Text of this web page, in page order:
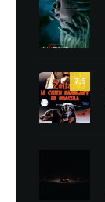
7.5